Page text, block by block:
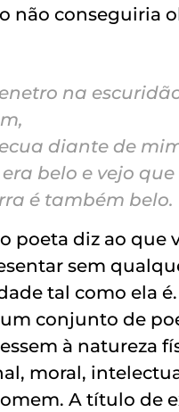
não conseguiria
na
diante de
era belo e vejo
é também belo.
poeta diz ao que
sem
tal como ela
conjunto de
à natureza
moral,
A título de